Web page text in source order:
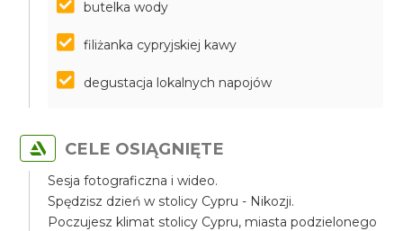
butelka wody
filiżanka cypryjskiej kawy
degustacja lokalnych napojów
CELE OSIĄGNIĘTE
Sesja fotograficzna i wideo.
Spędzisz dzień w stolicy Cypru - Nikozji.
Poczujesz klimat stolicy Cypru, miasta podzielonego